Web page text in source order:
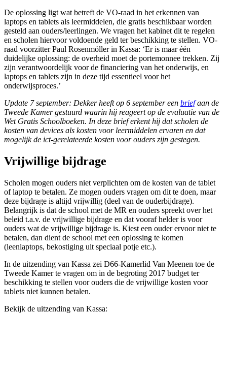
De oplossing ligt wat betreft de VO-raad in het erkennen van
laptops en tablets als leermiddelen, die gratis beschikbaar worden
gesteld aan ouders/leerlingen. We vragen het kabinet dit te regelen
en scholen hiervoor voldoende geld ter beschikking te stellen. VO-
raad voorzitter Paul Rosenmöller in Kassa: ‘Er is maar één
duidelijke oplossing: de overheid moet de portemonnee trekken. Zij
zijn verantwoordelijk voor de financiering van het onderwijs, en
laptops en tablets zijn in deze tijd essentieel voor het
onderwijsproces.’
Update 7 september: Dekker heeft op 6 september een briefaan de
Tweede Kamer gestuurd waarin hij reageert op de evaluatie van de
Wet Gratis Schoolboeken. In deze brief erkent hij dat scholen de
kosten van devices als kosten voor leermiddelen ervaren en dat
mogelijk de ict-gerelateerde kosten voor ouders zijn gestegen.
Vrijwillige bijdrage
Scholen mogen ouders niet verplichten om de kosten van de tablet
of laptop te betalen. Ze mogen ouders vragen om dit te doen, maar
deze bijdrage is altijd vrijwillig (deel van de ouderbijdrage).
Belangrijk is dat de school met de MR en ouders spreekt over het
beleid t.a.v. de vrijwillige bijdrage en dat vooraf helder is voor
ouders wat de vrijwillige bijdrage is. Kiest een ouder ervoor niet te
betalen, dan dient de school met een oplossing te komen
(leenlaptops, bekostiging uit speciaal potje etc.).
In de uitzending van Kassa zei D66-Kamerlid Van Meenen toe de
Tweede Kamer te vragen om in de begroting 2017 budget ter
beschikking te stellen voor ouders die de vrijwillige kosten voor
tablets niet kunnen betalen.
Bekijk de uitzending van Kassa: